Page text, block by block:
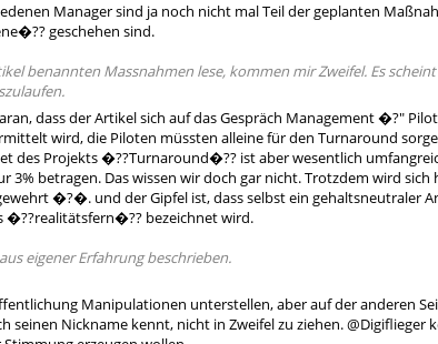
Manager sind ja noch nicht mal Teil der geplanten
geschehen sind.
benannten Massnahmen lese, kommen mir Zweifel. Es
dass der Artikel sich auf das Gespräch Management �?"
wird, die Piloten müssten alleine für den Turnaround
des Projekts �??Turnaround�?? ist aber wesentlich
3% betragen. Das wissen wir doch gar nicht. Trotzdem wird
�?�. und der Gipfel ist, dass selbst ein gehaltsneutraler
�??realitätsfern�?? bezeichnet wird.
eigener Erfahrung beschrieben.
Manipulationen unterstellen, aber auf der anderen
seinen Nickname kennt, nicht in Zweifel zu ziehen. @Digiflieger